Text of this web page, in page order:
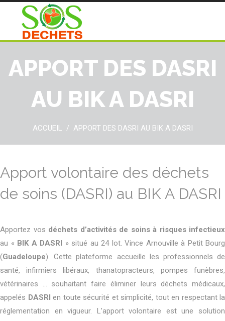
APPORT DES DASRI
AU BIK A DASRI
ACCUEIL / APPORT DES DASRI AU BIK A DASRI
Apport volontaire des déchets
de soins (DASRI) au BIK A DASRI
Apportez vos déchets d’activités de soins à risques infectieux
au « BIK A DASRI » situé au 24 lot. Vince Arnouville à Petit Bourg
(Guadeloupe). Cette plateforme accueille les professionnels de
santé, infirmiers libéraux, thanatopracteurs, pompes funèbres,
vétérinaires … souhaitant faire éliminer leurs déchets médicaux,
appelés DASRI en toute sécurité et simplicité, tout en respectant la
réglementation en vigueur. L’apport volontaire est une solution